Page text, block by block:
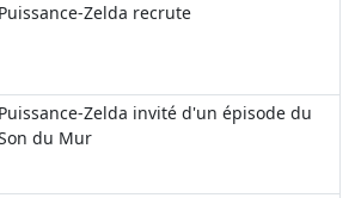
Puissance-Zelda recrute
Puissance-Zelda invité d'un épisode du
du Mur